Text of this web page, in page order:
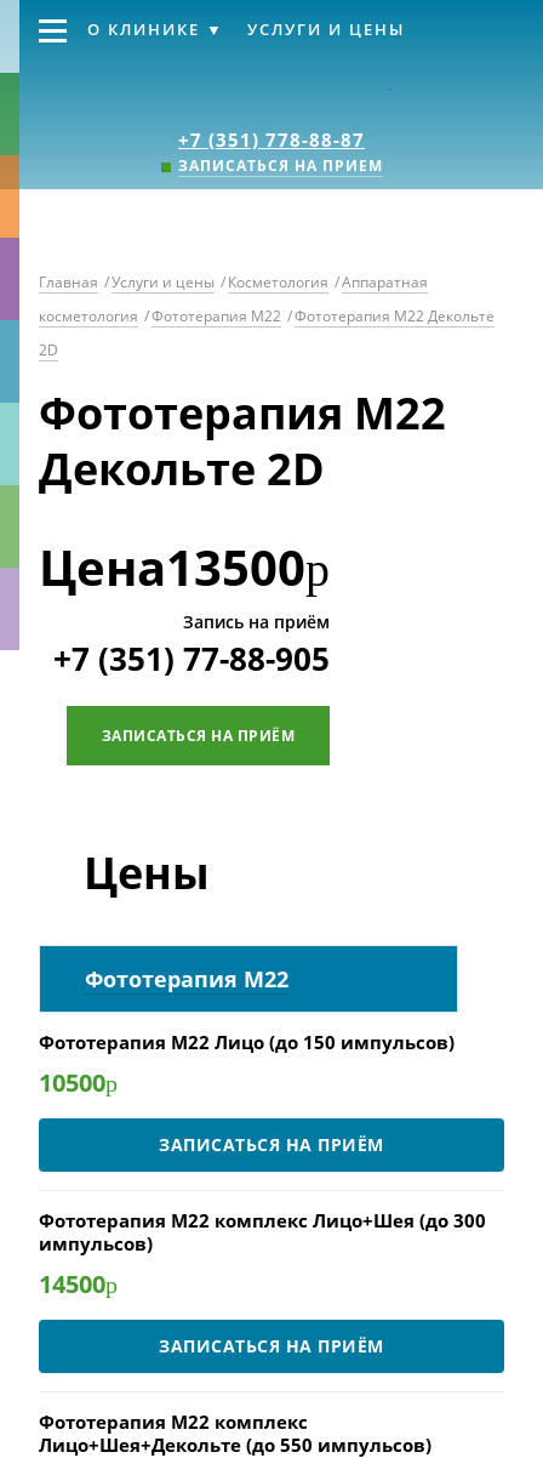
+7 (351) 778-88-87
ЗАПИСАТЬСЯ НА ПРИЕМ
О КЛИНИКЕ УСЛУГИ И ЦЕНЫ
Главная /Услуги и цены /Косметология /Аппаратная
косметология /Фототерапия М22 /Фототерапия М22 Декольте
2D
Фототерапия М22
Декольте 2D
Цена13500р
Запись на приём
+7 (351) 77-88-905
ЗАПИСАТЬСЯ НА ПРИЁМ
Цены
Фототерапия М22
Фототерапия М22 Лицо (до 150 импульсов)
10500р
ЗАПИСАТЬСЯ НА ПРИЁМ
Фототерапия М22 комплекс Лицо+Шея (до 300
импульсов)
14500р
ЗАПИСАТЬСЯ НА ПРИЁМ
Фототерапия М22 комплекс
Лицо+Шея+Декольте (до 550 импульсов)